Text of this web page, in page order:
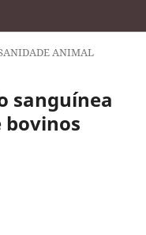
ANIMAL
sanguínea
bovinos